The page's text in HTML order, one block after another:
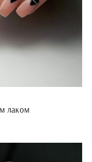
лаком